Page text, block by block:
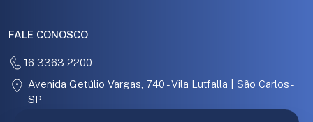
FALE CONOSCO
16 3363 2200
Avenida Getúlio Vargas, 740 - Vila Lutfalla | São Carlos -
SP